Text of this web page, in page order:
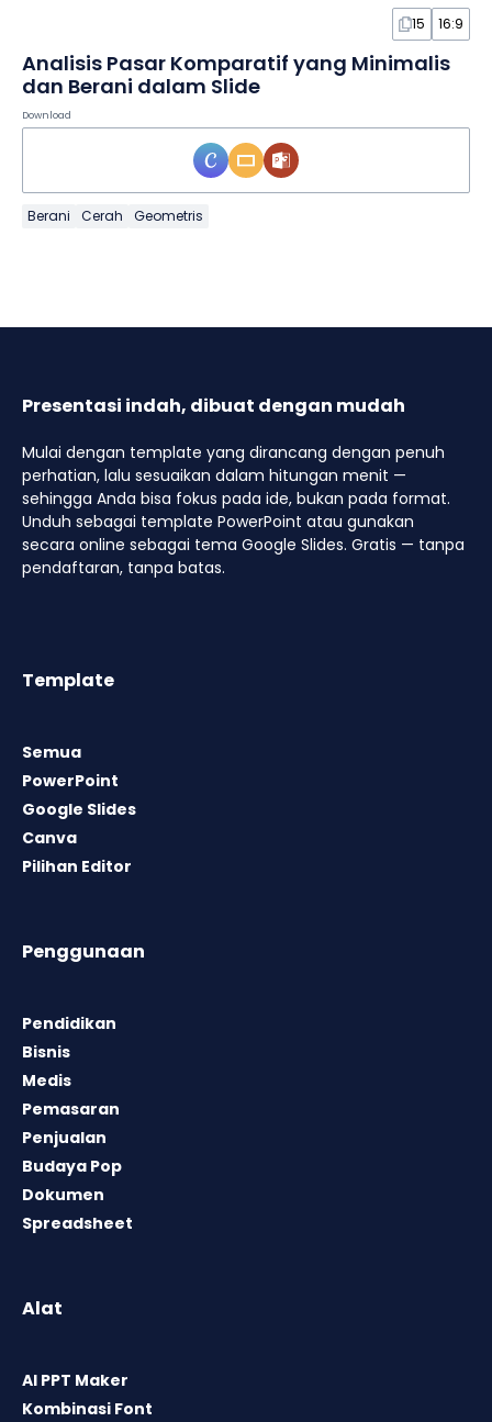
15 16:9
Analisis Pasar Komparatif yang Minimalis
dan Berani dalam Slide
Download
Berani Cerah Geometris
Presentasi indah, dibuat dengan mudah
Mulai dengan template yang dirancang dengan penuh
perhatian, lalu sesuaikan dalam hitungan menit —
sehingga Anda bisa fokus pada ide, bukan pada format.
Unduh sebagai template PowerPoint atau gunakan
secara online sebagai tema Google Slides. Gratis — tanpa
pendaftaran, tanpa batas.
Template
Semua
PowerPoint
Google Slides
Canva
Pilihan Editor
Penggunaan
Pendidikan
Bisnis
Medis
Pemasaran
Penjualan
Budaya Pop
Dokumen
Spreadsheet
Alat
AI PPT Maker
Kombinasi Font